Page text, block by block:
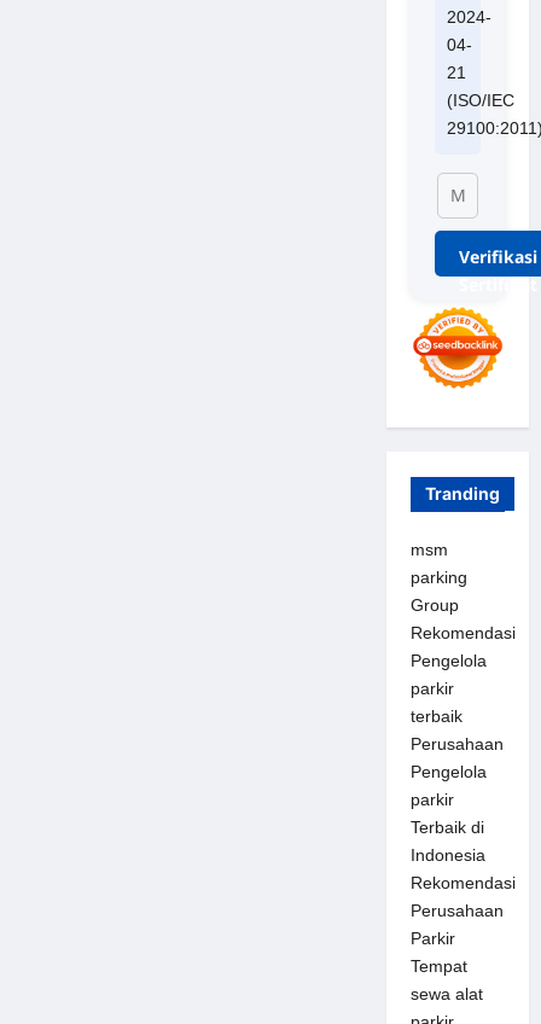
2024-
04-
21
(ISO/IEC
Verifikasi
Sertifikat
Tranding
msm
parking
Group
Rekomendasi
Pengelola
parkir
terbaik
Perusahaan
Pengelola
parkir
Terbaik di
Indonesia
Rekomendasi
Perusahaan
Parkir
Tempat
sewa alat